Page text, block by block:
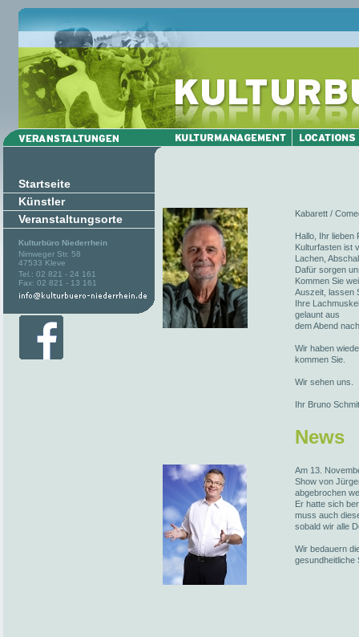
Startseite
Künstler
Veranstaltungsorte
Kulturbüro Niederrhein
Nimweger Str. 58
47533 Kleve
Tel.: 02 821 - 24 161
Fax: 02 821 - 13 161
Kabarett /
Hallo, Ihr lieben
Kulturfasten ist
Lachen,
Dafür sorgen
Kommen Sie
Auszeit, lassen
Ihre
gelaunt aus
dem Abend
Wir haben
kommen Sie.
Wir sehen uns.
Ihr Bruno
News
Am 13.
Show von
abgebrochen
Er hatte sich
muss auch
sobald wir alle
Wir bedauern
gesundheitliche